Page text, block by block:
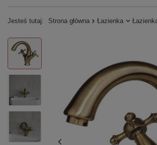
Jesteś tutaj: Strona główna Łazienka